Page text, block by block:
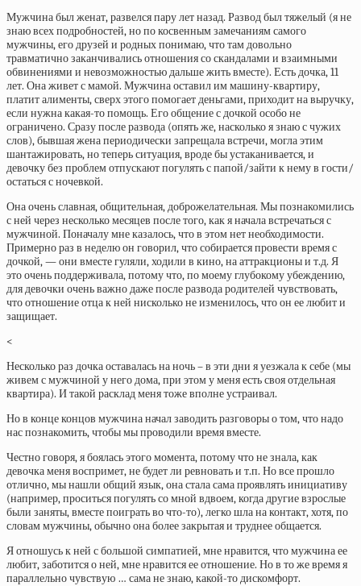
Мужчина был женат, развелся пару лет назад. Развод был тяжелый (я не
знаю всех подробностей, но по косвенным замечаниям самого
мужчины, его друзей и родных понимаю, что там довольно
травматично заканчивались отношения со скандалами и взаимными
обвинениями и невозможностью дальше жить вместе). Есть дочка, 11
лет. Она живет с мамой. Мужчина оставил им машину-квартиру,
платит алименты, сверх этого помогает деньгами, приходит на выручку,
если нужна какая-то помощь. Его общение с дочкой особо не
ограничено. Сразу после развода (опять же, насколько я знаю с чужих
слов), бывшая жена периодически запрещала встречи, могла этим
шантажировать, но теперь ситуация, вроде бы устаканивается, и
девочку без проблем отпускают погулять с папой/зайти к нему в гости/
остаться с ночевкой.
Она очень славная, общительная, доброжелательная. Мы познакомились
с ней через несколько месяцев после того, как я начала встречаться с
мужчиной. Поначалу мне казалось, что в этом нет необходимости.
Примерно раз в неделю он говорил, что собирается провести время с
дочкой, — они вместе гуляли, ходили в кино, на аттракционы и т.д. Я
это очень поддерживала, потому что, по моему глубокому убеждению,
для девочки очень важно даже после развода родителей чувствовать,
что отношение отца к ней нисколько не изменилось, что он ее любит и
защищает.
<
Несколько раз дочка оставалась на ночь – в эти дни я уезжала к себе (мы
живем с мужчиной у него дома, при этом у меня есть своя отдельная
квартира). И такой расклад меня тоже вполне устраивал.
Но в конце концов мужчина начал заводить разговоры о том, что надо
нас познакомить, чтобы мы проводили время вместе.
Честно говоря, я боялась этого момента, потому что не знала, как
девочка меня воспримет, не будет ли ревновать и т.п. Но все прошло
отлично, мы нашли общий язык, она стала сама проявлять инициативу
(например, проситься погулять со мной вдвоем, когда другие взрослые
были заняты, вместе поиграть во что-то), легко шла на контакт, хотя, по
словам мужчины, обычно она более закрытая и труднее общается.
Я отношусь к ней с большой симпатией, мне нравится, что мужчина ее
любит, заботится о ней, мне нравится ее отношение. Но в то же время я
параллельно чувствую … сама не знаю, какой-то дискомфорт.